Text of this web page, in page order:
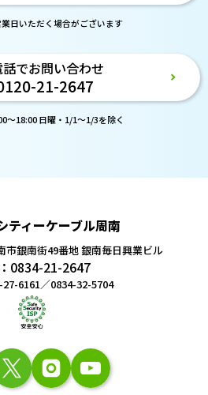
日いただく場合がございます
話でお問い合わせ
21-2647
～18:00 日曜・1/1～1/3を除く
ティーケーブル周南
市銀南街49番地銀南毎日興業ビル
0834-21-2647
27-6161／0834-32-5704